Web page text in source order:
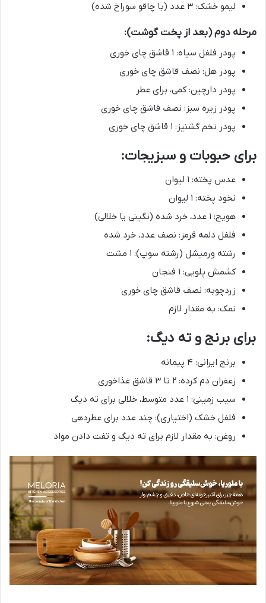
لیمو خشک: ۳ عدد (با چاقو سوراخ شده)
مرحله دوم (بعد از پخت گوشت):
پودر فلفل سیاه: ۱ قاشق چای خوری
پودر هل: نصف قاشق چای خوری
پودر دارچین: کمی، برای عطر
پودر زیره سبز: نصف قاشق چای خوری
پودر تخم گشنیز: ۱ قاشق چای خوری
برای حبوبات و سبزیجات:
عدس پخته: ۱ لیوان
نخود پخته: ۱ لیوان
هویج: ۱ عدد، خرد شده (نگینی یا خلالی)
فلفل دلمه قرمز: نصف عدد، خرد شده
رشته ورمیشل (رشته سوپ): ۱ مشت
کشمش پلویی: ۱ فنجان
زردچوبه: نصف قاشق چای خوری
نمک: به مقدار لازم
برای برنج و ته دیگ:
برنج ایرانی: ۴ پیمانه
زعفران دم کرده: ۲ تا ۳ قاشق غذاخوری
سیب زمینی: ۱ عدد متوسط، خلالی برای ته دیگ
فلفل خشک (اختیاری): چند عدد برای عطردهی
روغن: به مقدار لازم برای ته دیگ و تفت دادن مواد